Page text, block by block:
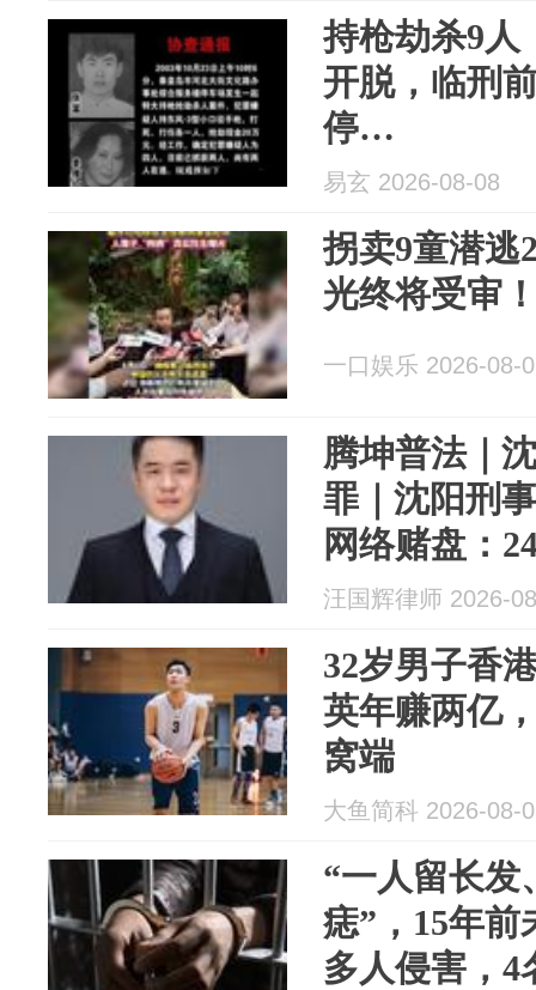
持枪劫杀9人
开脱，临刑
停…
易玄 2026-08-08
拐卖9童潜逃
光终将受审
一口娱乐 2026-08-
腾坤普法｜
罪｜沈阳刑
网络赌盘：
11张判决书
汪国辉律师 2026-
32岁男子香
英年赚两亿
窝端
大鱼简科 2026-08-
“一人留长发
痣”，15年前
多人侵害，4